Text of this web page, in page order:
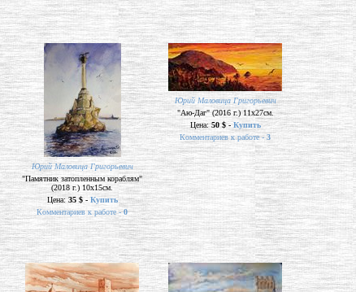
Юрий Маловица Григорьевич
"Памятник затопленным кораблям"
(2018 г.) 10х15см.
Цена: 35 $ - Купить
Комментариев к работе -0
Юрий Маловица Григорьевич
"Аю-Даг" (2016 г.) 11х27см.
Цена:50 $ - Купить
Комментариев к работе -3